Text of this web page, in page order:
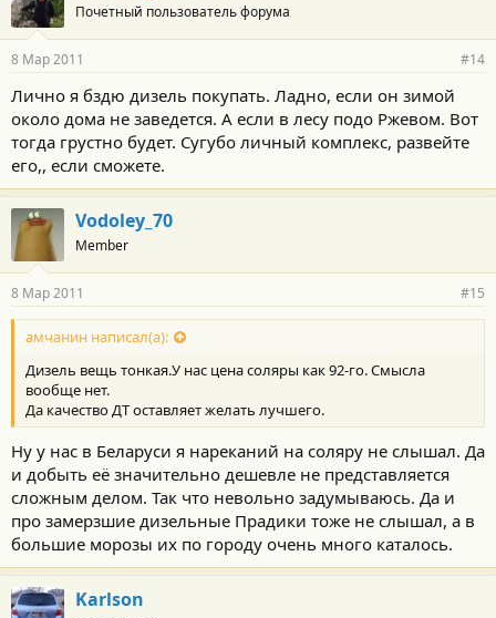
Почетный пользователь форума
8 Мар 2011 #14
Лично я бздю дизель покупать. Ладно, если он зимой
около дома не заведется. А если в лесу подо Ржевом. Вот
тогда грустно будет. Сугубо личный комплекс, развейте
его,, если сможете.
Vodoley_70
Member
8 Мар 2011 #15
амчанин написал(а):
Дизель вещь тонкая.У нас цена соляры как 92-го. Смысла
вообще нет.
Да качество ДТ оставляет желать лучшего.
Ну у нас в Беларуси я нареканий на соляру не слышал. Да
и добыть её значительно дешевле не представляется
сложным делом. Так что невольно задумываюсь. Да и
про замерзшие дизельные Прадики тоже не слышал, а в
большие морозы их по городу очень много каталось.
Karlson